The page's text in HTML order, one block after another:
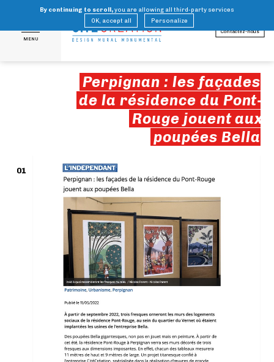
MENU
Contactez-nous
FR
Perpignan : les façades
de la résidence du Pont-
Rouge jouent aux
poupées Bella
01
By continuing to scroll,you are allowing all third-party services
OK, accept all
Personalize